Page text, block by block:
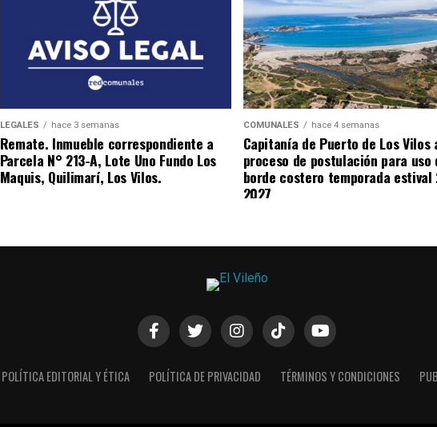
LEGALES hace 3 semanas
Remate. Inmueble correspondiente a
Parcela N° 213-A, Lote Uno Fundo Los
Maquis, Quilimarí, Los Vilos.
COMUNALES hace 4 semanas
Capitanía de Puerto de Los Vilos
proceso de postulación para uso
borde costero temporada estival
2027
POLÍTICA EDITORIAL Y ÉTICA POLÍTICA DE PRIVACIDAD TÉRMINOS Y CONDICIONES